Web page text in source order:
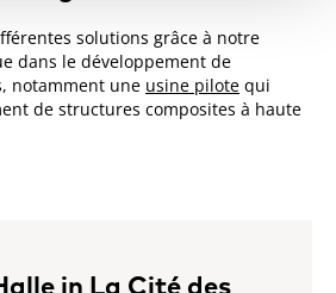
solutions grâce à notre
dans le développement de
notamment une usine pilote qui
de structures composites à haute
in La Cité des